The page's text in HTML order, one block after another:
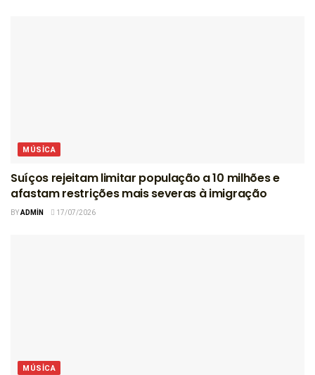
MÚSICA
Suíços rejeitam limitar população a 10 milhões e
afastam restrições mais severas à imigração
BYADMIN 17/07/2026
MÚSICA